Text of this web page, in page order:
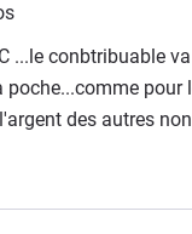
...le conbtribuable
pour
des autres